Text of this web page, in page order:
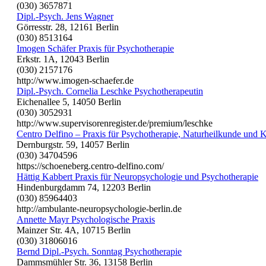
(030) 3657871
Dipl.-Psych. Jens Wagner
Görresstr. 28, 12161 Berlin
(030) 8513164
Imogen Schäfer Praxis für Psychotherapie
Erkstr. 1A, 12043 Berlin
(030) 2157176
http://www.imogen-schaefer.de
Dipl.-Psych. Cornelia Leschke Psychotherapeutin
Eichenallee 5, 14050 Berlin
(030) 3052931
http://www.supervisorenregister.de/premium/leschke
Centro Delfino – Praxis für Psychotherapie, Naturheilkunde und
Dernburgstr. 59, 14057 Berlin
(030) 34704596
https://schoeneberg.centro-delfino.com/
Hättig Kabbert Praxis für Neuropsychologie und Psychotherapie
Hindenburgdamm 74, 12203 Berlin
(030) 85964403
http://ambulante-neuropsychologie-berlin.de
Annette Mayr Psychologische Praxis
Mainzer Str. 4A, 10715 Berlin
(030) 31806016
Bernd Dipl.-Psych. Sonntag Psychotherapie
Dammsmühler Str. 36, 13158 Berlin